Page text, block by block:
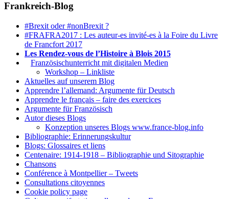
Frankreich-Blog
#Brexit oder #nonBrexit ?
#FRAFRA2017 : Les auteur-es invité-es à la Foire du Livre
de Francfort 2017
Les Rendez-vous de l’Histoire à Blois 2015
Französischunterricht mit digitalen Medien
Workshop – Linkliste
Aktuelles auf unserem Blog
Apprendre l’allemand: Argumente für Deutsch
Apprendre le français – faire des exercices
Argumente für Französisch
Autor dieses Blogs
Konzeption unseres Blogs www.france-blog.info
Bibliographie: Erinnerungskultur
Blogs: Glossaires et liens
Centenaire: 1914-1918 – Bibliographie und Sitographie
Chansons
Conférence à Montpellier – Tweets
Consultations citoyennes
Cookie policy page